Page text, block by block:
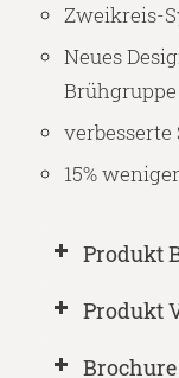
Zweikreis-
Neues
Brühgruppe
15%
Produkt
Produkt
Brochure